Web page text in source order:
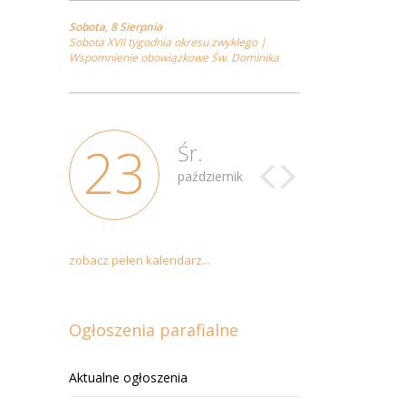
Sobota, 8 Sierpnia
Sobota XVII tygodnia okresu zwykłego |
Wspomnienie obowiązkowe Św. Dominika
23 Śr.
październik
zobacz pełen kalendarz...
Ogłoszenia parafialne
Aktualne ogłoszenia